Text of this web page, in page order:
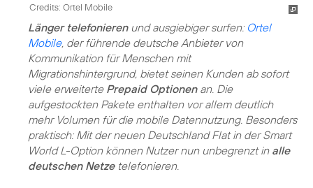
Credits: Ortel Mobile
Länger telefonierenund ausgiebiger surfen: Ortel
Mobile, der führende deutsche Anbieter von
Kommunikation für Menschen mit
Migrationshintergrund, bietet seinen Kunden ab sofort
viele erweiterte Prepaid Optionenan. Die
aufgestockten Pakete enthalten vor allem deutlich
mehr Volumen für die mobile Datennutzung. Besonders
praktisch: Mit der neuen Deutschland Flat in der Smart
World L-Option können Nutzer nun unbegrenzt in alle
deutschen Netzetelefonieren.